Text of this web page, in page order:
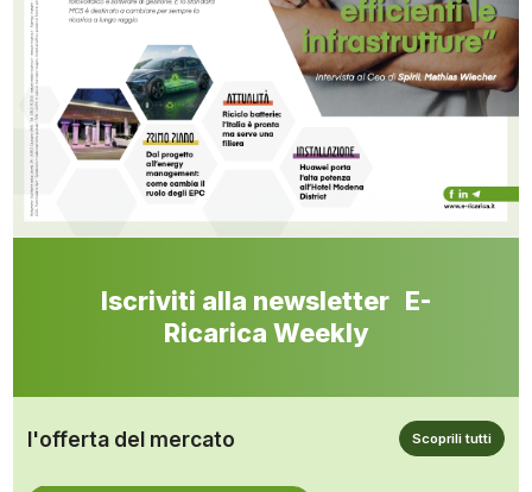
Iscriviti alla newsletter E-
Ricarica Weekly
l'offerta del mercato Scoprili tutti